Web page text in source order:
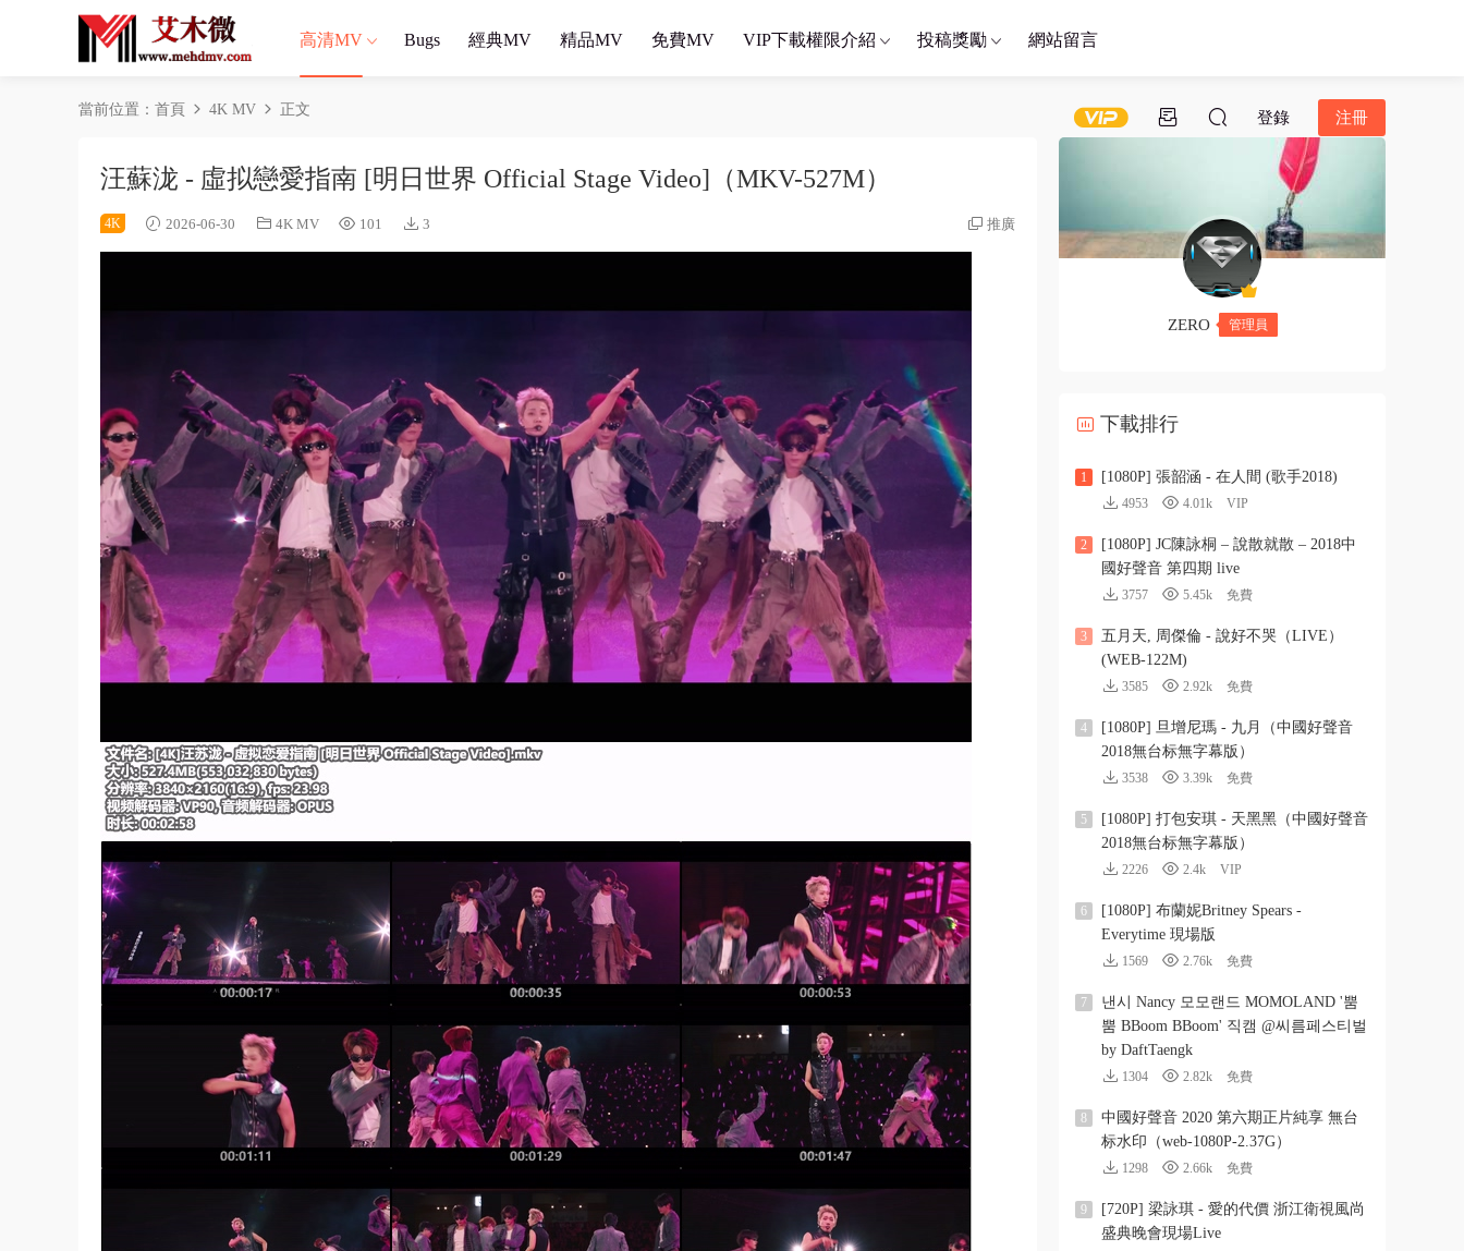
高清MV Bugs 經典MV 精品MV 免費MV VIP下載權限介紹 投稿獎勵 網站留言
登錄 注冊
當前位置： 首頁 4K MV 正文
汪蘇泷 - 虛拟戀愛指南 [明日世界 Official Stage Video]（MKV-527M）
4K 2026-06-30 4K MV 101 3 推廣
ZERO 管理員
下載排行
1 [1080P] 張韶涵 - 在人間 (歌手2018)
4953 4.01k VIP
2
[1080P] JC陳詠桐 – 說散就散 – 2018中
國好聲音 第四期 live
3757 5.45k 免費
3
五月天, 周傑倫 - 說好不哭（LIVE）
(WEB-122M)
3585 2.92k 免費
4
[1080P] 旦增尼瑪 - 九月（中國好聲音
2018無台标無字幕版）
3538 3.39k 免費
5
[1080P] 打包安琪 - 天黑黑（中國好聲音
2018無台标無字幕版）
2226 2.4k VIP
6
[1080P] 布蘭妮Britney Spears -
Everytime 現場版
1569 2.76k 免費
7
낸시 Nancy 모모랜드 MOMOLAND '뿜
뿜 BBoom BBoom' 직캠 @씨름페스티벌
by DaftTaengk
1304 2.82k 免費
8
中國好聲音 2020 第六期正片純享 無台
标水印（web-1080P-2.37G）
1298 2.66k 免費
9
[720P] 梁詠琪 - 愛的代價 浙江衛視風尚
盛典晚會現場Live